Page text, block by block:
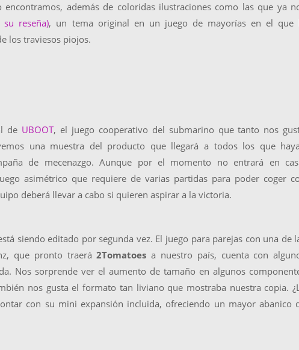
encontramos, además de coloridas ilustraciones como las que ya
su reseña), un tema original en un juego de mayorías en el que
los traviesos piojos.
de UBOOT, el juego cooperativo del submarino que tanto nos
una muestra del producto que llegará a todos los que
de mecenazgo. Aunque por el momento no entrará en
asimétrico que requiere de varias partidas para poder coger
deberá llevar a cabo si quieren aspirar a la victoria.
siendo editado por segunda vez. El juego para parejas con una de
que pronto traerá2Tomatoes a nuestro país, cuenta con
Nos sorprende ver el aumento de tamaño en algunos
nos gusta el formato tan liviano que mostraba nuestra copia.
con su mini expansión incluida, ofreciendo un mayor abanico